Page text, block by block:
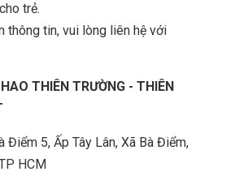
trẻ.
thông tin, vui lòng liên hệ với
THIÊN TRƯỜNG - THIÊN
Điểm 5, Ấp Tây Lân, Xã Bà Điểm,
HCM